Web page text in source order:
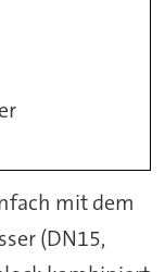
mit dem
(DN15,